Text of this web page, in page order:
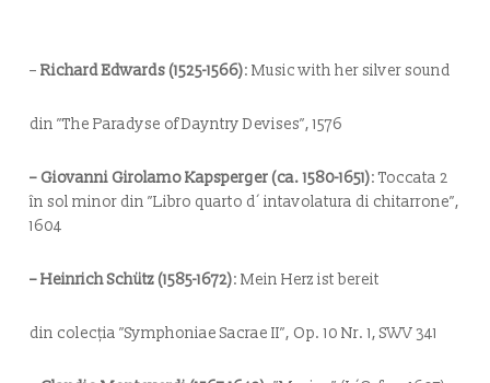
– Richard Edwards (1525-1566): Music with her silver sound
din ”The Paradyse of Dayntry Devises”, 1576
– Giovanni Girolamo Kapsperger (ca. 1580-1651):Toccata 2
în sol minor din ”Libro quarto d´ intavolatura di chitarrone”,
1604
– Heinrich Schütz (1585-1672): Mein Herz ist bereit
din colecția ”Symphoniae Sacrae II”, Op. 10 Nr. 1, SWV 341